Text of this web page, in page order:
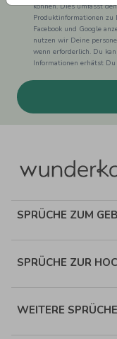
können. Dies umfasst
Produktinformationen zu
Facebook und Google
nutzen wir Deine
wenn erforderlich. Du
Informationen erhätst
SPRÜCHE ZUM
SPRÜCHE ZUR
WEITERE SPRÜCHE